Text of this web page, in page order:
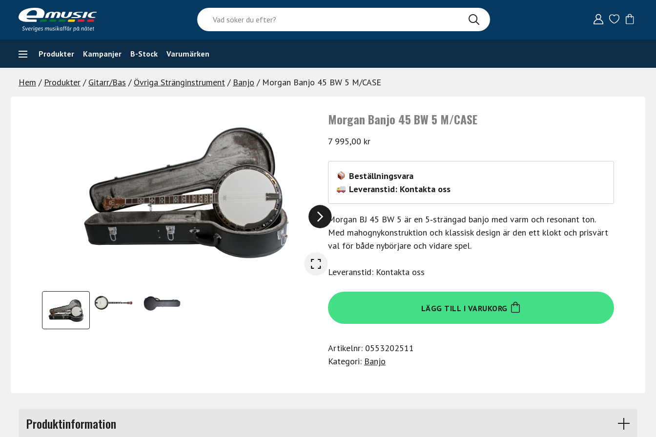
content
Vad
söker
du
efter?
Produkter Kampanjer B-Stock Varumärken
Hem / Produkter / Gitarr/Bas / Övriga Stränginstrument / Banjo / Morgan Banjo 45 BW 5 M/CASE
Morgan Banjo 45 BW 5 M/CASE
7 995,00 kr
Beställningsvara
Leveranstid: Kontakta oss
Morgan BJ 45 BW 5 är en 5‑strängad banjo med varm och resonant ton.
Med mahognykonstruktion och klassisk design är den ett klokt och prisvärt
val för både nybörjare och vidare spel.
Leveranstid: Kontakta oss
Morgan
Banjo
45
5
M/CASE
LÄGG TILL I VARUKORG
Artikelnr: 0553202511
Kategori: Banjo
Produktinformation